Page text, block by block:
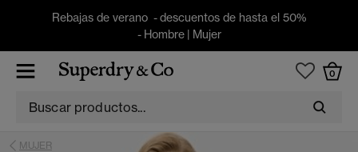
Rebajas de verano - descuentos de hasta el 50%
- Hombre| Mujer
0
MUJER